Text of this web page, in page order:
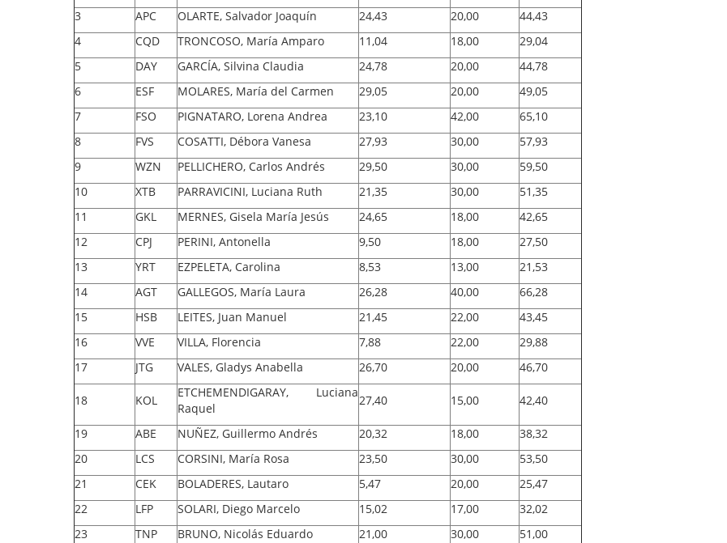
3
APC OLARTE, Salvador Joaquín 24,43 20,00
44,43
4
CQD TRONCOSO, María Amparo 11,04 18,00
29,04
5
DAY GARCÍA, Silvina Claudia 24,78 20,00
44,78
6
ESF MOLARES, María del Carmen 29,05 20,00
49,05
7
FSO PIGNATARO, Lorena Andrea 23,10 42,00
65,10
8
FVS COSATTI, Débora Vanesa 27,93 30,00
57,93
9
WZN PELLICHERO, Carlos Andrés 29,50 30,00
59,50
10
XTB PARRAVICINI, Luciana Ruth 21,35 30,00
51,35
11
GKL MERNES, Gisela María Jesús 24,65 18,00
42,65
12
CPJ PERINI, Antonella 9,50 18,00
27,50
13
YRT EZPELETA, Carolina 8,53 13,00
21,53
14
AGT GALLEGOS, María Laura 26,28 40,00
66,28
15
HSB LEITES, Juan Manuel 21,45 22,00
43,45
16
VVE VILLA, Florencia 7,88 22,00
29,88
17
JTG VALES, Gladys Anabella 26,70 20,00 46,70
18 KOL
ETCHEMENDIGARAY, Luciana
Raquel
27,40 15,00 42,40
19 ABE NUÑEZ, Guillermo Andrés 20,32 18,00
38,32
20
LCS CORSINI, María Rosa 23,50 30,00
53,50
21
CEK BOLADERES, Lautaro 5,47 20,00
25,47
22
LFP SOLARI, Diego Marcelo 15,02 17,00
32,02
23
TNP BRUNO, Nicolás Eduardo 21,00 30,00
51,00